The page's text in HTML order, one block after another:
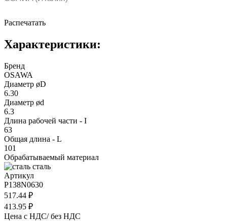
Распечатать
Характеристики:
Бренд
OSAWA
Диаметр øD
6.30
Диаметр ød
6.3
Длина рабочей части - I
63
Общая длина - L
101
Обрабатываемый материал
сталь
Артикул
P138N0630
517.44 ₽
413.95 ₽
Цена с НДС/ без НДС